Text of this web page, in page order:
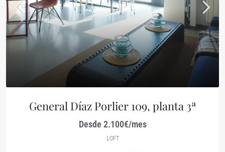
General Díaz Porlier 109, planta 3ª
Desde 2.100€/mes
LOFT